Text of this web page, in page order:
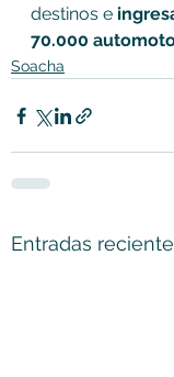
destinos e
70.000
Soacha
Entradas